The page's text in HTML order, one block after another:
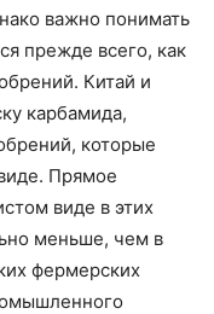
важно понимать
прежде всего, как
Китай и
карбамида,
которые
Прямое
виде в этих
меньше, чем в
фермерских